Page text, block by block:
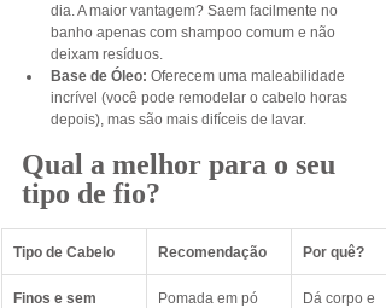
dia. A maior vantagem? Saem facilmente no
banho apenas com shampoo comum e não
deixam resíduos.
Base de Óleo: Oferecem uma maleabilidade
incrível (você pode remodelar o cabelo horas
depois), mas são mais difíceis de lavar.
Qual a melhor para o seu
tipo de fio?
Tipo de Cabelo Recomendação Por quê?
Finos e sem
Pomada em pó
Dá corpo e